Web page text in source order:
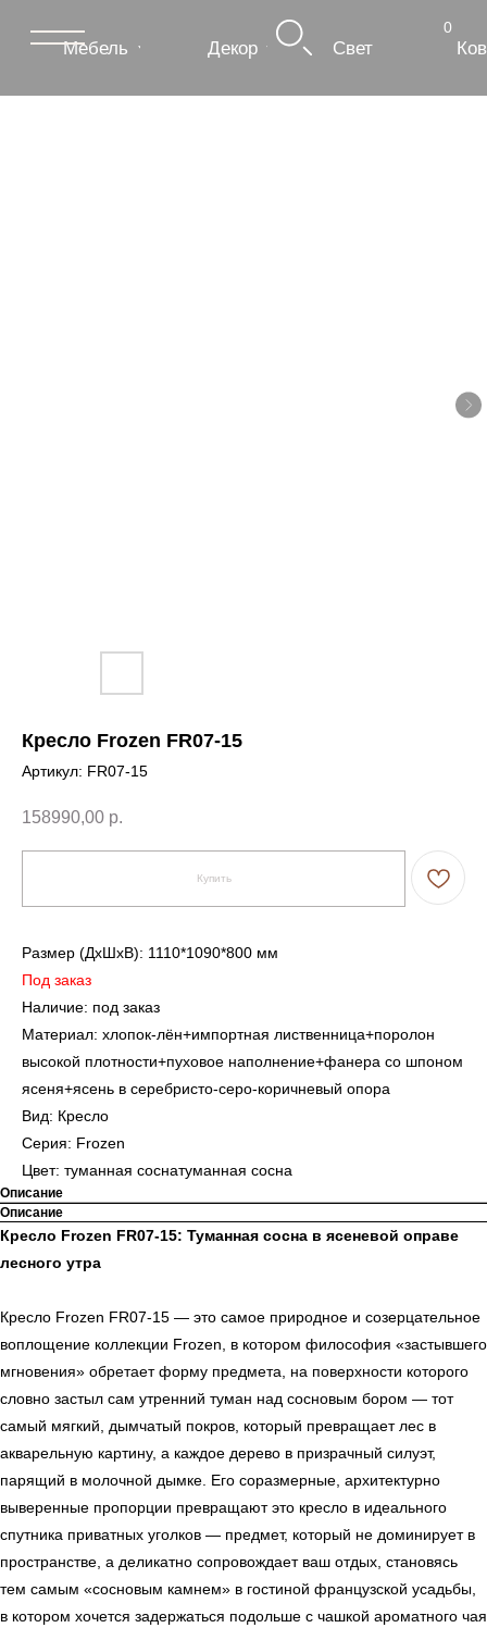
Мебель
Кресло Frozen FR07-15
Артикул: FR07-15
158990,00 р.
Купить
Размер (ДxШxВ): 1110*1090*800 мм
Под заказ
Наличие: под заказ
Материал: хлопок-лён+импортная лиственница+поролон
высокой плотности+пуховое наполнение+фанера со шпоном
ясеня+ясень в серебристо-серо-коричневый опора
Вид: Кресло
Серия: Frozen
Цвет: туманная соснатуманная сосна
Описание
Описание
Кресло Frozen FR07-15: Туманная сосна в ясеневой оправе
лесного утра
Кресло Frozen FR07-15 — это самое природное и созерцательное
воплощение коллекции Frozen, в котором философия «застывшего
мгновения» обретает форму предмета, на поверхности которого
словно застыл сам утренний туман над сосновым бором — тот
самый мягкий, дымчатый покров, который превращает лес в
акварельную картину, а каждое дерево в призрачный силуэт,
парящий в молочной дымке. Его соразмерные, архитектурно
выверенные пропорции превращают это кресло в идеального
спутника приватных уголков — предмет, который не доминирует в
пространстве, а деликатно сопровождает ваш отдых, становясь
тем самым «сосновым камнем» в гостиной французской усадьбы,
в котором хочется задержаться подольше с чашкой ароматного чая